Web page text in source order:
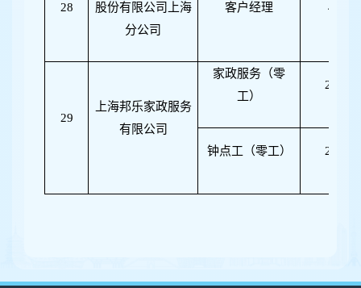
28
股份有限公司上海
分公司
客户经理 4
29
上海邦乐家政服务
有限公司
家政服务（零
工）
20
钟点工（零工） 20